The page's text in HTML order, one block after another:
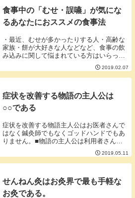
食事中の「むせ・誤嚥」が気にな
るあなたにおススメの食事法
・最近、むせが多かったりする人・高齢な
家族・餅が大好きな人などなど、食事の飲
み込みに関して悩まれている方はいらっし
ゃいますか？今日はそんな飲み込みに自身
の無い方にオススメの食事法を紹介しま
す。食べ方のコツは大きく２つ①背もたれ
2019.02.07
症状を改善する物語の主人公は
○○である
症状を改善する物語主人公はお医者さんで
はなく鍼灸師でもなくゴッドハンドでもあ
りません。■物語の主人公は利用者さんで
ある。「あなた医者でしょ？治しなさい
よ！」「医者は私の体を治してくれなかっ
た」みたいなフレーズをたまに耳にします
2019.05.11
せんねん灸はお灸界で最も手軽な
お灸である。